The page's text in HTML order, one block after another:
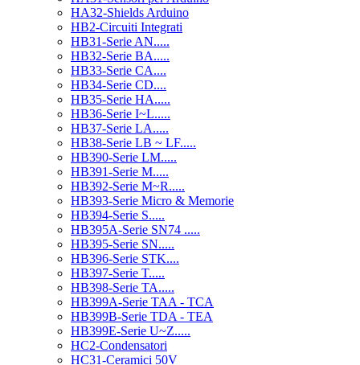
HA32-Shields Arduino
HB2-Circuiti Integrati
HB31-Serie AN.....
HB32-Serie BA.....
HB33-Serie CA....
HB34-Serie CD....
HB35-Serie HA.....
HB36-Serie I~L.....
HB37-Serie LA.....
HB38-Serie LB ~ LF.....
HB390-Serie LM.....
HB391-Serie M.....
HB392-Serie M~R.....
HB393-Serie Micro & Memorie
HB394-Serie S.....
HB395A-Serie SN74 .....
HB395-Serie SN.....
HB396-Serie STK....
HB397-Serie T.....
HB398-Serie TA.....
HB399A-Serie TAA - TCA
HB399B-Serie TDA - TEA
HB399E-Serie U~Z.....
HC2-Condensatori
HC31-Ceramici 50V